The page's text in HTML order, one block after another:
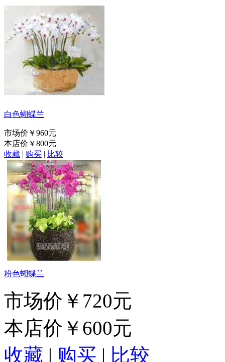
白色蝴蝶兰
市场价 ￥960元
本店价 ￥800元
收藏 | 购买 | 比较
粉色蝴蝶兰
市场价 ￥720元
本店价 ￥600元
收藏 | 购买 | 比较